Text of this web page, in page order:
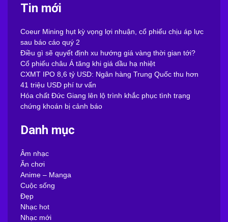
Tin mới
Coeur Mining hụt kỳ vọng lợi nhuận, cổ phiếu chịu áp lực
sau báo cáo quý 2
Điều gì sẽ quyết định xu hướng giá vàng thời gian tới?
Cổ phiếu châu Á tăng khi giá dầu hạ nhiệt
CXMT IPO 8,6 tỷ USD: Ngân hàng Trung Quốc thu hơn
41 triệu USD phí tư vấn
Hóa chất Đức Giang lên lộ trình khắc phục tình trạng
chứng khoán bị cảnh báo
Danh mục
Âm nhạc
Ăn chơi
Anime – Manga
Cuộc sống
Đẹp
Nhạc hot
Nhạc mới